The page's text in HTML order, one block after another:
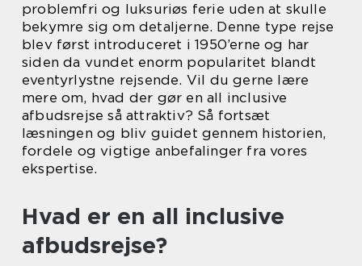
problemfri og luksuriøs ferie uden at skulle
bekymre sig om detaljerne. Denne type rejse
blev først introduceret i 1950’erne og har
siden da vundet enorm popularitet blandt
eventyrlystne rejsende. Vil du gerne lære
mere om, hvad der gør en all inclusive
afbudsrejse så attraktiv? Så fortsæt
læsningen og bliv guidet gennem historien,
fordele og vigtige anbefalinger fra vores
ekspertise.
Hvad er en all inclusive
afbudsrejse?